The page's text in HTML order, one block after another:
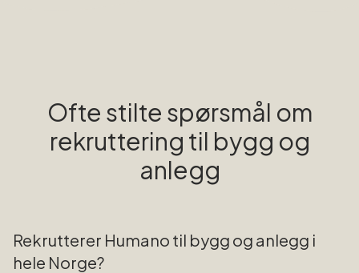
Ofte stilte spørsmål om
rekruttering til bygg og
anlegg
Rekrutterer Humano til bygg og anlegg i
hele Norge?